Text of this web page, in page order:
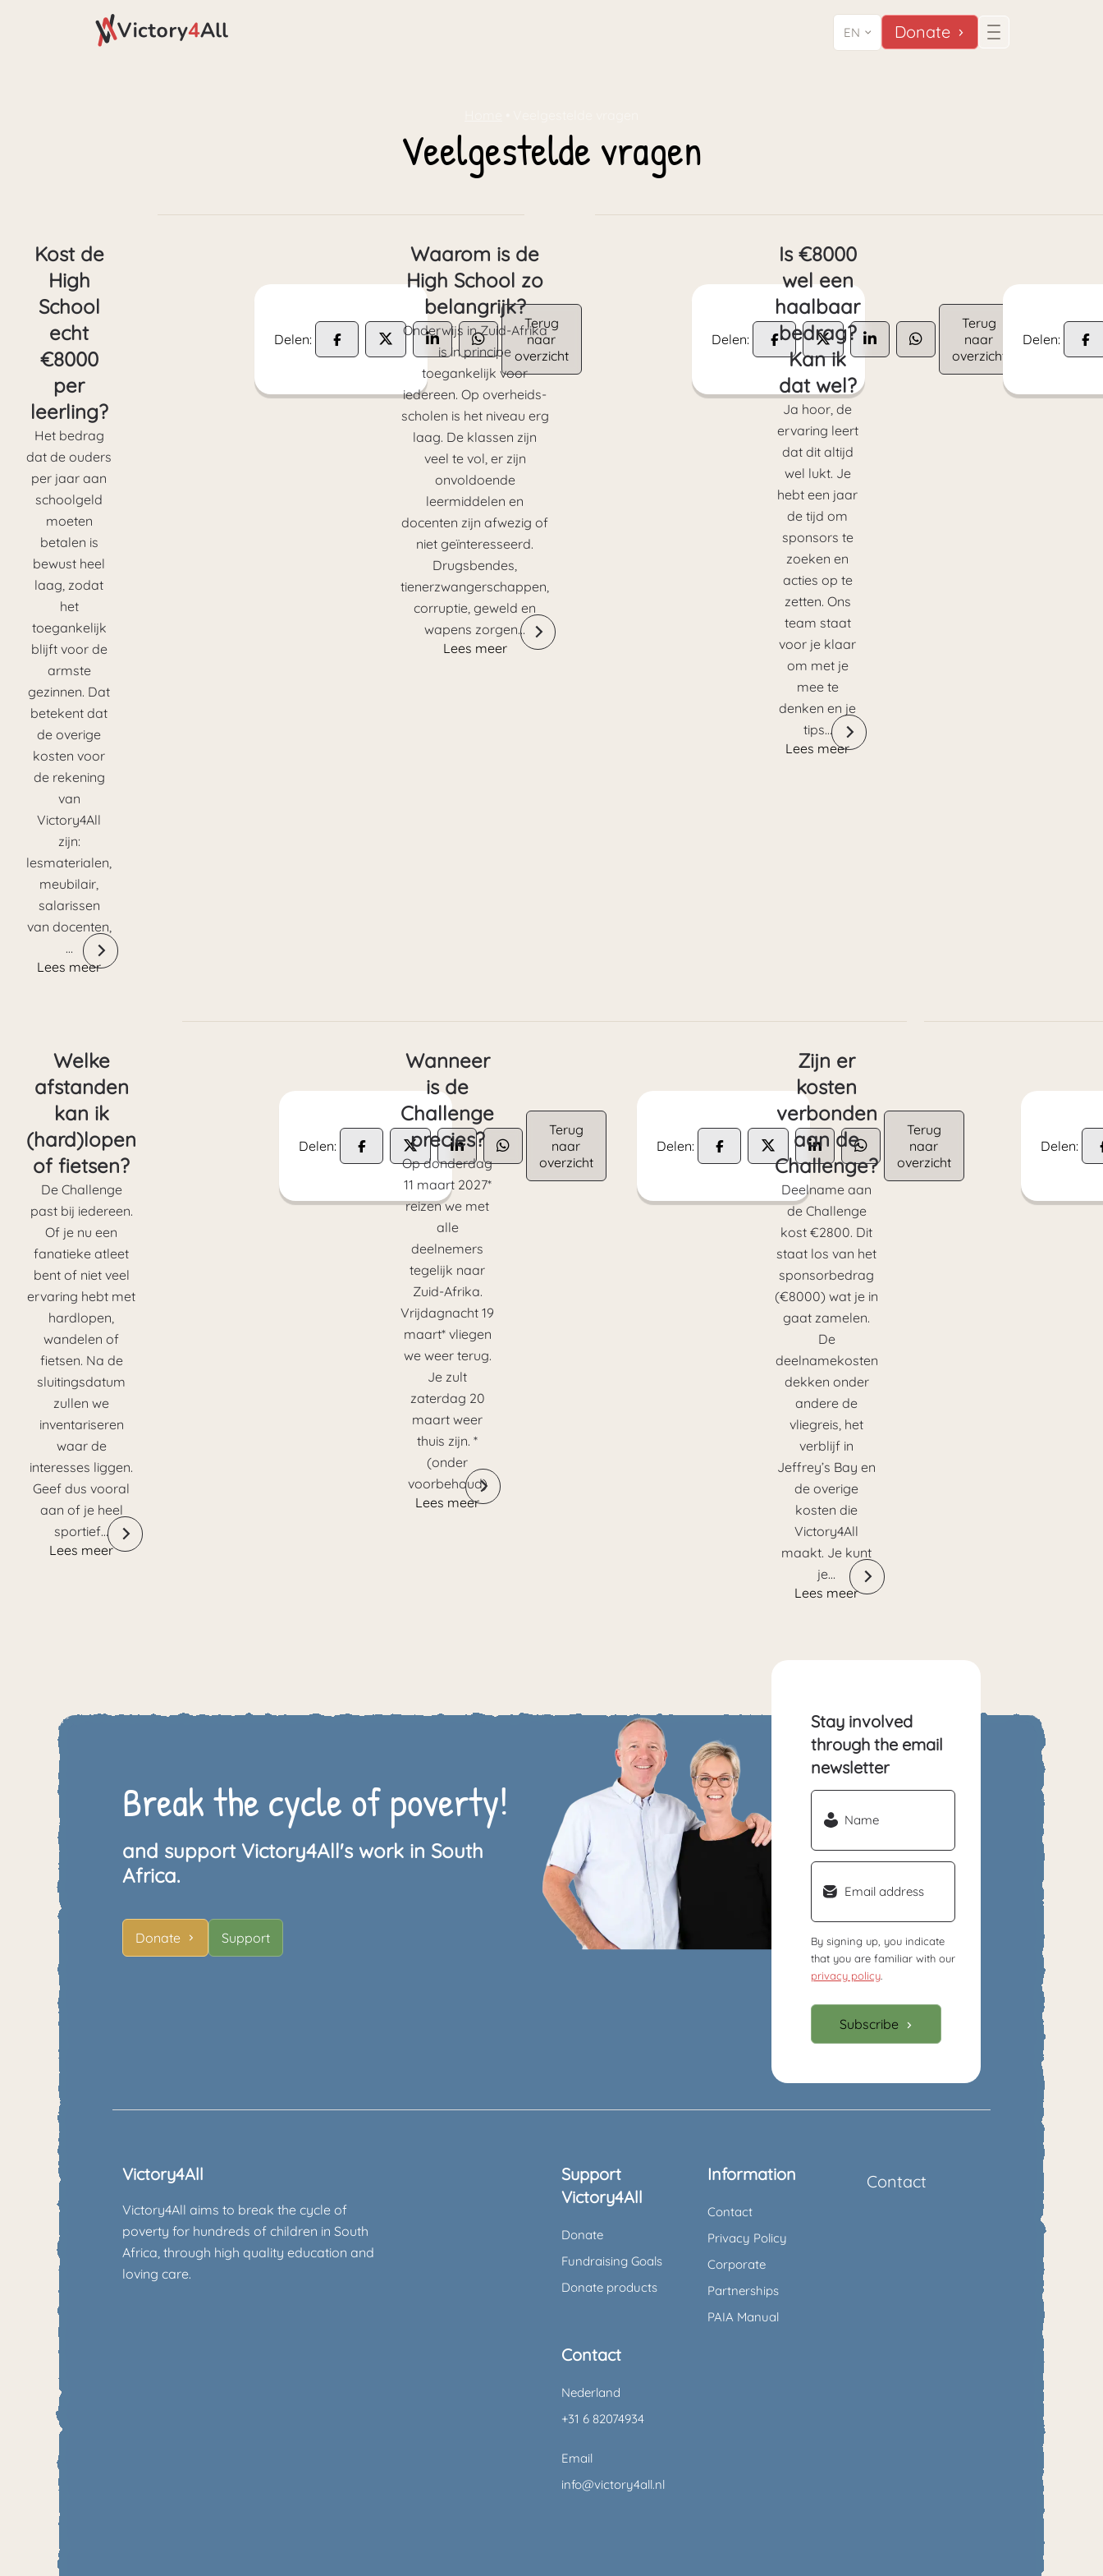
EN Donate
Veelgestelde vragen
Kost de
High
School
echt
€8000
per
leerling?
Het bedrag
dat de ouders
per jaar aan
schoolgeld
moeten
betalen is
bewust heel
laag, zodat
het
toegankelijk
blijft voor de
armste
gezinnen. Dat
betekent dat
de overige
kosten voor
de rekening
van
Victory4All
zijn:
lesmaterialen,
meubilair,
salarissen
van docenten,
…
Lees meer
Delen:
Terug
naar
overzicht
Waarom is de
High School zo
belangrijk?
Onderwijs in Zuid-Afrika
is in principe
toegankelijk voor
iedereen. Op overheids-
scholen is het niveau erg
laag. De klassen zijn
veel te vol, er zijn
onvoldoende
leermiddelen en
docenten zijn afwezig of
niet geïnteresseerd.
Drugsbendes,
tienerzwangerschappen,
corruptie, geweld en
wapens zorgen…
Lees meer
Delen:
Terug
naar
overzicht
Is €8000
wel een
haalbaar
bedrag?
Kan ik
dat wel?
Ja hoor, de
ervaring leert
dat dit altijd
wel lukt. Je
hebt een jaar
de tijd om
sponsors te
zoeken en
acties op te
zetten. Ons
team staat
voor je klaar
om met je
mee te
denken en je
tips…
Lees meer
Delen:
Welke
afstanden
kan ik
(hard)lopen
of fietsen?
De Challenge
past bij iedereen.
Of je nu een
fanatieke atleet
bent of niet veel
ervaring hebt met
hardlopen,
wandelen of
fietsen. Na de
sluitingsdatum
zullen we
inventariseren
waar de
interesses liggen.
Geef dus vooral
aan of je heel
sportief…
Lees meer
Delen:
Terug
naar
overzicht
Wanneer
is de
Challenge
precies?
Op donderdag
11 maart 2027*
reizen we met
alle
deelnemers
tegelijk naar
Zuid-Afrika.
Vrijdagnacht 19
maart* vliegen
we weer terug.
Je zult
zaterdag 20
maart weer
thuis zijn. *
(onder
voorbehoud)
Lees meer
Delen:
Terug
naar
overzicht
Zijn er
kosten
verbonden
aan de
Challenge?
Deelname aan
de Challenge
kost €2800. Dit
staat los van het
sponsorbedrag
(€8000) wat je in
gaat zamelen.
De
deelnamekosten
dekken onder
andere de
vliegreis, het
verblijf in
Jeffrey’s Bay en
de overige
kosten die
Victory4All
maakt. Je kunt
je…
Lees meer
Delen:
Break the cycle of poverty!
and support Victory4All's work in South
Africa.
Donate Support
Stay involved
through the email
newsletter
Name
Email
By signing up, you indicate
that you are familiar with our
privacy policy.
Subscribe
Victory4All
Victory4All aims to break the cycle of
poverty for hundreds of children in South
Africa, through high quality education and
loving care.
Support
Victory4All
Donate
Fundraising Goals
Donate products
Information
Contact
Privacy Policy
Corporate
Partnerships
PAIA Manual
Contact
Contact
Nederland
+31 6 82074934
Email
info@victory4all.nl